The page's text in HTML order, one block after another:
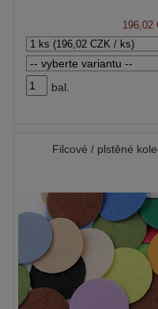
196,02
bal.
Filcové / plstěné